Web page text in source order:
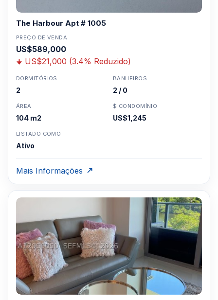
The Harbour Apt # 1005
PREÇO DE VENDA
US$589,000
US$21,000 (3.4% Reduzido)
DORMITÓRIOS
2
BANHEIROS
2 / 0
ÁREA
104 m2
$ CONDOMÍNIO
US$1,245
LISTADO COMO
Ativo
Mais Informações